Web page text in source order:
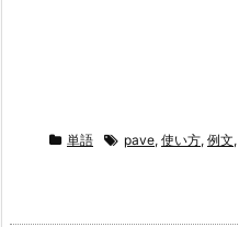
単語 pave, 使い方, 例文,